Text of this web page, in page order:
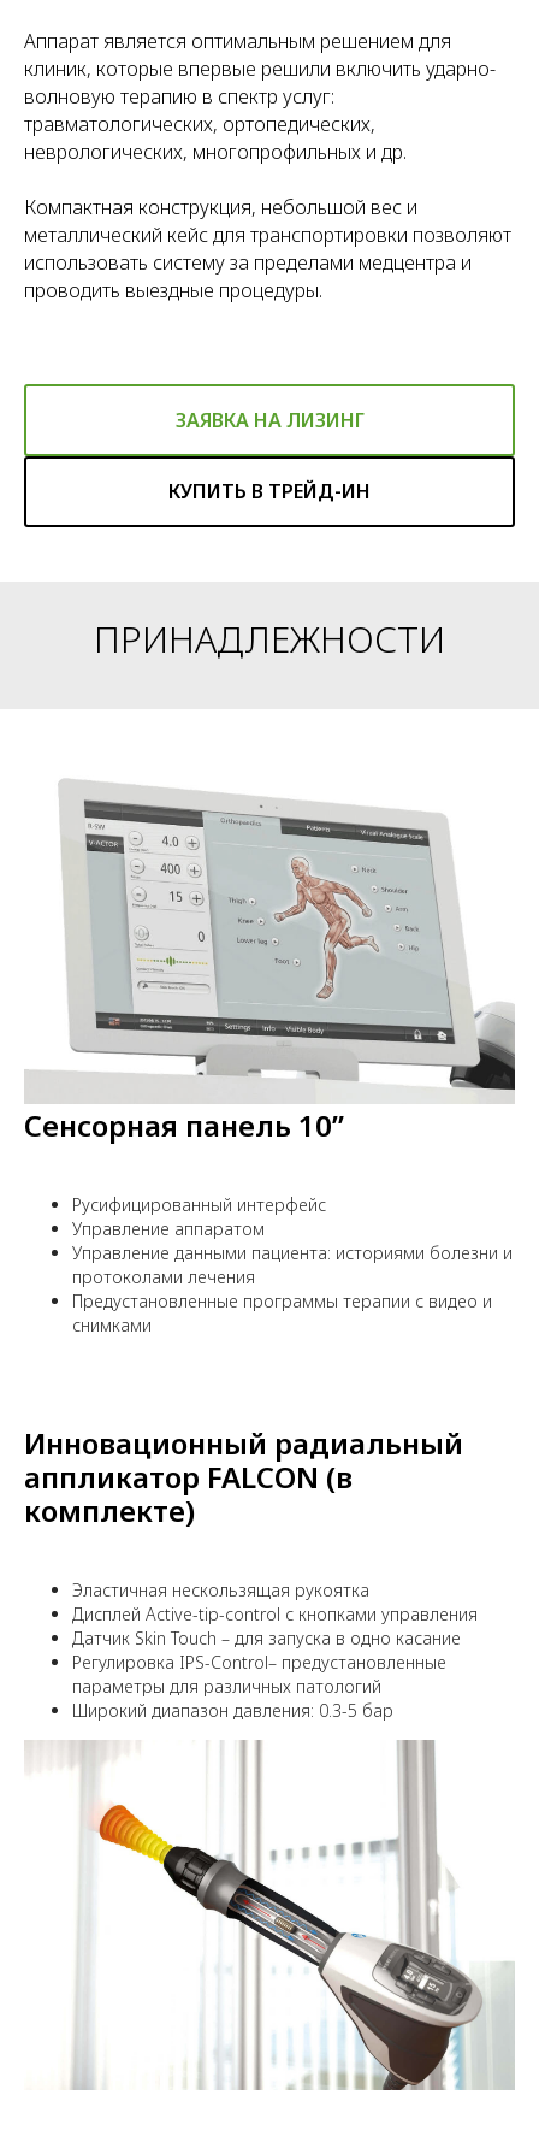
Аппарат является оптимальным решением для
клиник, которые впервые решили включить ударно-
волновую терапию в спектр услуг:
травматологических, ортопедических,
неврологических, многопрофильных и др.
Компактная конструкция, небольшой вес и
металлический кейс для транспортировки позволяют
использовать систему за пределами медцентра и
проводить выездные процедуры.
ЗАЯВКА НА ЛИЗИНГ
КУПИТЬ В ТРЕЙД-ИН
ПРИНАДЛЕЖНОСТИ
Сенсорная панель 10”
Русифицированный интерфейс
Управление аппаратом
Управление данными пациента: историями болезни и
протоколами лечения
Предустановленные программы терапии с видео и
снимками
Инновационный радиальный
аппликатор FALCON (в
комплекте)
Эластичная нескользящая рукоятка
Дисплей Active-tip-control с кнопками управления
Датчик Skin Touch – для запуска в одно касание
Регулировка IPS-Control– предустановленные
параметры для различных патологий
Широкий диапазон давления: 0.3-5 бар